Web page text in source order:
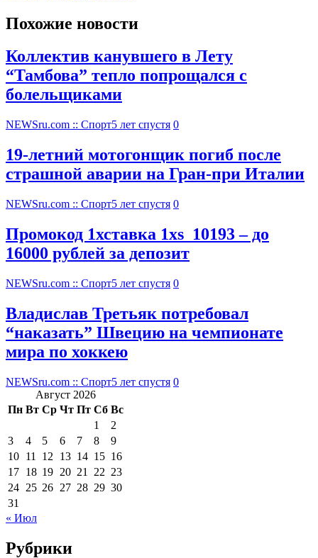
Похожие новости
Коллектив канувшего в Лету
“Тамбова” тепло попрощался с
болельщиками
NEWSru.com :: Спорт5 лет спустя 0
19-летний мотогонщик погиб после
страшной аварии на Гран-при Италии
NEWSru.com :: Спорт5 лет спустя 0
Промокод 1хставка 1xs_10193 – до
16000 рублей за депозит
NEWSru.com :: Спорт5 лет спустя 0
Владислав Третьяк потребовал
“наказать” Швецию на чемпионате
мира по хоккею
NEWSru.com :: Спорт5 лет спустя 0
Август 2026
Пн Вт Ср Чт Пт Сб Вс
1
2
3
4 5 6 7 8
9
10 11 12 13 14 15 16
17 18 19 20 21 22 23
24 25 26 27 28 29 30
31
« Июл
Рубрики